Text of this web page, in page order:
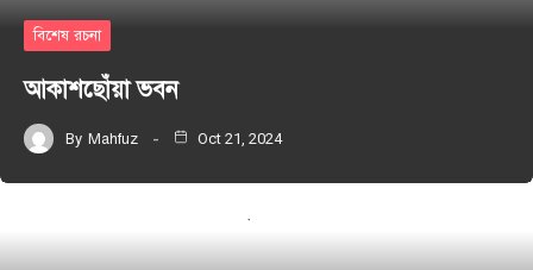
বিশেষ রচনা
আকাশছোঁয়া ভবন
By Mahfuz Oct 21, 2024